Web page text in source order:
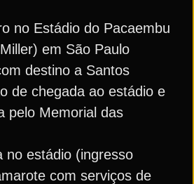
no Estádio do Pacaembu
em São Paulo
destino a Santos
de chegada ao estádio e
pelo Memorial das
no estádio (ingresso
com serviços de